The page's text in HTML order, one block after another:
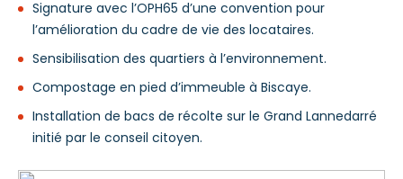
Signature avec l’OPH65 d’une convention pour
l’amélioration du cadre de vie des locataires.
Sensibilisation des quartiers à l’environnement.
Compostage en pied d’immeuble à Biscaye.
Installation de bacs de récolte sur le Grand Lannedarré
initié par le conseil citoyen.